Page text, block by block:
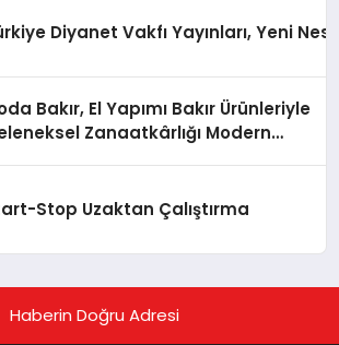
Diyanet Vakfı Yayınları, Yeni
Bakır, El Yapımı Bakır Ürünleriyle
Zanaatkârlığı Modern
Stop Uzaktan Çalıştırma
Haberin Doğru Adresi